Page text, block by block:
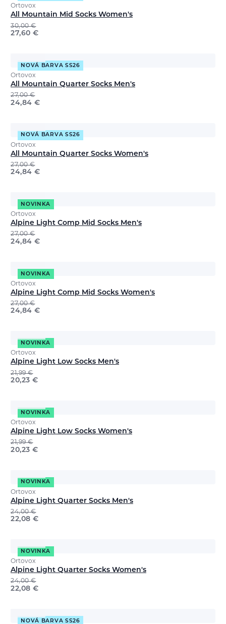
Ortovox
All Mountain Mid Socks Women's
30,00€
27,60 €
NOVÁ BARVA SS26
Ortovox
All Mountain Quarter Socks Men's
27,00€
24,84 €
NOVÁ BARVA SS26
Ortovox
All Mountain Quarter Socks Women's
27,00€
24,84 €
NOVINKA
Ortovox
Alpine Light Comp Mid Socks Men's
27,00€
24,84 €
NOVINKA
Ortovox
Alpine Light Comp Mid Socks Women's
27,00€
24,84 €
NOVINKA
Ortovox
Alpine Light Low Socks Men's
21,99€
20,23 €
NOVINKA
Ortovox
Alpine Light Low Socks Women's
21,99€
20,23 €
NOVINKA
Ortovox
Alpine Light Quarter Socks Men's
24,00€
22,08 €
NOVINKA
Ortovox
Alpine Light Quarter Socks Women's
24,00€
22,08 €
NOVÁ BARVA SS26